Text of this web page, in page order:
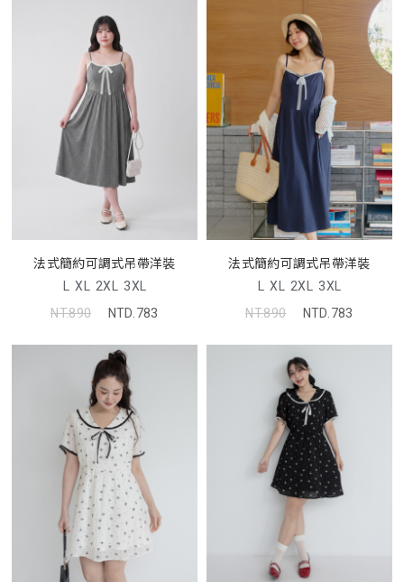
法式簡約可調式吊帶洋裝
L XL 2XL 3XL
NT.890
NTD.783
法式簡約可調式吊帶洋裝
L XL 2XL 3XL
NT.890
NTD.783